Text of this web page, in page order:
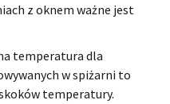
z oknem ważne jest
temperatura dla
w spiżarni to
temperatury.